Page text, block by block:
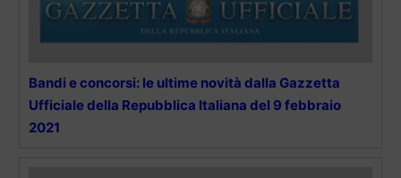
Bandi e concorsi: le ultime novità dalla Gazzetta
Ufficiale della Repubblica Italiana del 9 febbraio
2021